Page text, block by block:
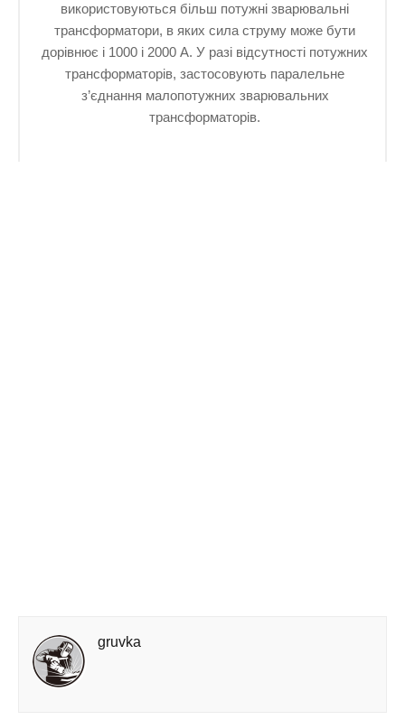
використовуються більш потужні зварювальні
трансформатори, в яких сила струму може бути
дорівнює і 1000 і 2000 А. У разі відсутності потужних
трансформаторів, застосовують паралельне
з’єднання малопотужних зварювальних
трансформаторів.
gruvka